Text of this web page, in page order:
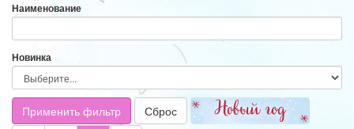
Наименование
Новинка
Применить фильтр Сброс